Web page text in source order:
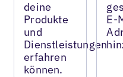
deine
Produkte
und
Dienstleistungen
erfahren
können.
E-